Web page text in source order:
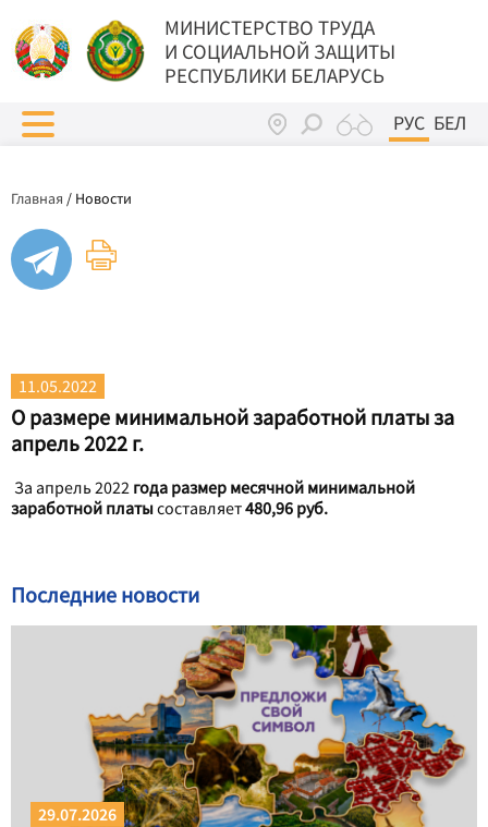
МИНИСТЕРСТВО ТРУДА
И СОЦИАЛЬНОЙ ЗАЩИТЫ
РЕСПУБЛИКИ БЕЛАРУСЬ
РУС БЕЛ
Главная / Новости
11.05.2022
О размере минимальной заработной платы за
апрель 2022 г.
За апрель 2022 года размер месячной минимальной
заработной платысоставляет480,96 руб.
Последние новости
29.07.2026